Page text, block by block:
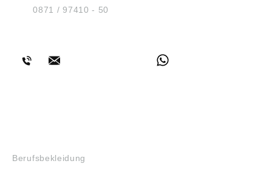
Tel.:0871 / 97410 - 50
Berufsbekleidung